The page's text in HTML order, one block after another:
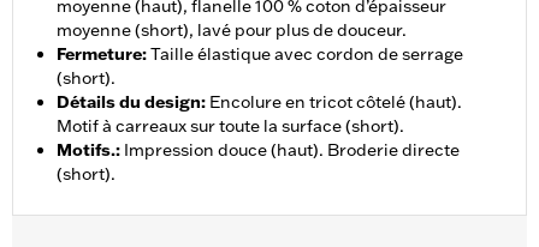
moyenne (haut), flanelle 100 % coton d’épaisseur
moyenne (short), lavé pour plus de douceur.
Fermeture:Taille élastique avec cordon de serrage
(short).
Détails du design: Encolure en tricot côtelé (haut).
Motif à carreaux sur toute la surface (short).
Motifs.: Impression douce (haut). Broderie directe
(short).